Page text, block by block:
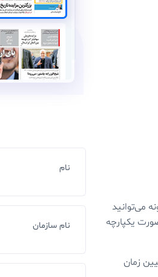
می‌توانید
یکپارچه
زمان
نام
نام سازمان